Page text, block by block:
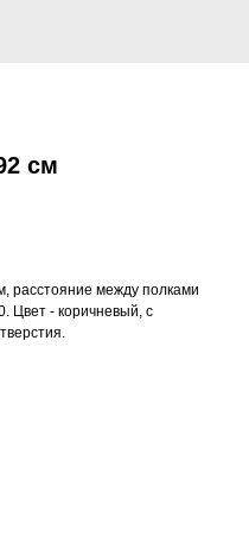
см
расстояние между полками
Цвет - коричневый, с